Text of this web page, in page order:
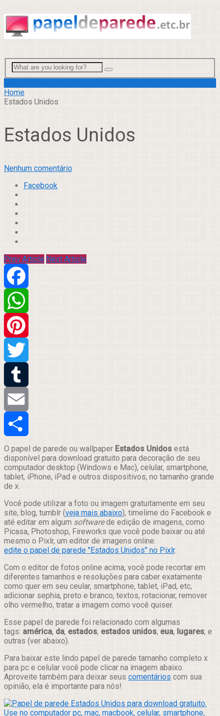
Home
Estados Unidos
Estados Unidos
Nenhum comentário
Facebook
Prev Article Next Article
Facebook
WhatsApp
Pinterest
Twitter
Tumblr
Email
Compartilhar
O papel de parede ou wallpaper Estados Unidos está
disponível para download gratuito para decoração de seu
computador desktop (Windows e Mac), celular, smartphone,
tablet, iPhone, iPad e outros dispositivos, no tamanho grande
de x.
Você pode utilizar a foto ou imagem gratuitamente em seu
site, blog, tumblr (veja mais abaixo), timelime do Facebook e
até editar em algum softwarede edição de imagens, como
Picasa, Photoshop, Fireworks que você pode baixar ou até
mesmo o Pixlr, um editor de imagens online:
edite o papel de parede "Estados Unidos" no Pixlr.
Com o editor de fotos online acima, você pode recortar em
diferentes tamanhos e resoluções para caber exatamente
como quer em seu ceular, smartphone, tablet, iPad, etc,
adicionar sephia, preto e branco, textos, rotacionar, remover
olho vermelho, tratar a imagem como você quiser.
Esse papel de parede foi relacionado com algumas
tags: américa, da, estados, estados unidos, eua, lugares, e
outras (ver abaixo).
Para baixar este lindo papel de parede tamanho completo x
para pc e celular você pode clicar na imagem abaixo.
Aproveite também para deixar seus comentários com sua
opinião, ela é importante para nós!